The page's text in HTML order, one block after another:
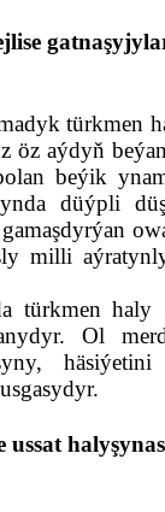
türkmen
öz aýdyň
beýik
düýpli
milli
türkmen haly
Ol
ussat